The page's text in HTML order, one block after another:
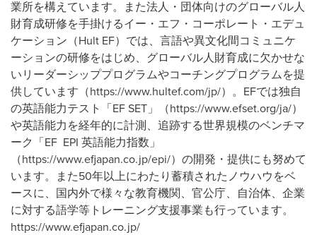
業所を構えています。また法人・団体向けのグローバル人
財育成研修を手掛けるイー・エフ・コーポレート・エデュ
ケーション（Hult EF）では、言語や異文化間コミュニケ
ーションの研修をはじめ、グローバル人財育成に欠かせな
いリーダーシッププログラムやコーチングプログラムを提
供しています（https://www.hultef.com/jp/）。EFでは独自
の英語能力テスト「EF SET」（https://www.efset.org/ja/）
や英語能力を経年的に計測、追跡する世界規模のベンチマ
ーク「EF EPI 英語能力指数」
（https://www.efjapan.co.jp/epi/）の開発・提供にも努めて
います。また50年以上にわたり蓄積されたノウハウをベ
ースに、国内外で様々な教育機関、官公庁、自治体、企業
に対する語学等トレーニング支援事業も行っています。
https://www.efjapan.co.jp/